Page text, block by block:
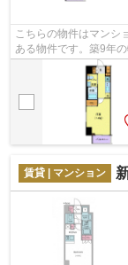
こちらの物件はマンシ
ある物件です。築9年
る物件です。ネクスト
賃貸 | マンション